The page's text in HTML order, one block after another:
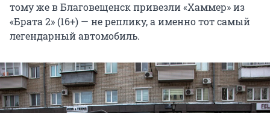
тому же в Благовещенск привезли «Хаммер» из
«Брата 2» (16+) — не реплику, а именно тот самый
легендарный автомобиль.